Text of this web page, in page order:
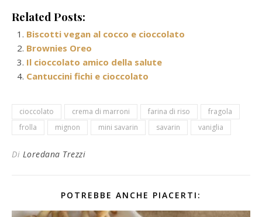
Related Posts:
Biscotti vegan al cocco e cioccolato
Brownies Oreo
Il cioccolato amico della salute
Cantuccini fichi e cioccolato
cioccolato crema di marroni farina di riso
fragola
frolla
mignon mini savarin savarin vaniglia
Di Loredana Trezzi
POTREBBE ANCHE PIACERTI: